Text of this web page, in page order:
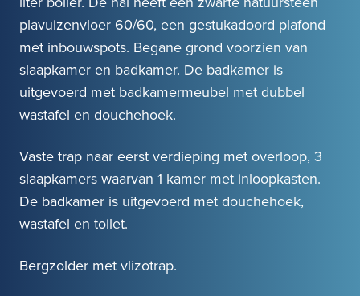
plavuizenvloer 60/60, een gestukadoord plafond
met inbouwspots. Begane grond voorzien van
slaapkamer en badkamer. De badkamer is
uitgevoerd met badkamermeubel met dubbel
wastafel en douchehoek.
Vaste trap naar eerst verdieping met overloop, 3
slaapkamers waarvan 1 kamer met inloopkasten.
De badkamer is uitgevoerd met douchehoek,
wastafel en toilet.
Bergzolder met vlizotrap.